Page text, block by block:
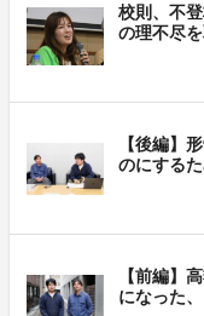
校則、不
の理不尽
【後編】
のにする
【前編】
になった